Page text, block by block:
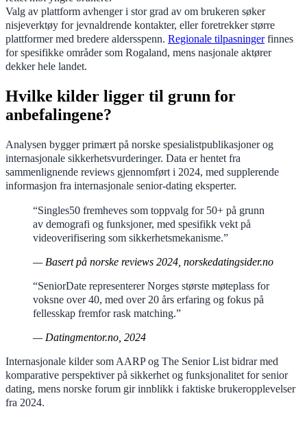
Valg av plattform avhenger i stor grad av om brukeren søker
nisjeverktøy for jevnaldrende kontakter, eller foretrekker større
plattformer med bredere aldersspenn. Regionale tilpasningerfinnes
for spesifikke områder som Rogaland, mens nasjonale aktører
dekker hele landet.
Hvilke kilder ligger til grunn for
anbefalingene?
Analysen bygger primært på norske spesialistpublikasjoner og
internasjonale sikkerhetsvurderinger. Data er hentet fra
sammenlignende reviews gjennomført i 2024, med supplerende
informasjon fra internasjonale senior-dating eksperter.
“Singles50 fremheves som toppvalg for 50+ på grunn
av demografi og funksjoner, med spesifikk vekt på
videoverifisering som sikkerhetsmekanisme.”
— Basert på norske reviews 2024, norskedatingsider.no
“SeniorDate representerer Norges største møteplass for
voksne over 40, med over 20 års erfaring og fokus på
fellesskap fremfor rask matching.”
— Datingmentor.no, 2024
Internasjonale kilder som AARP og The Senior List bidrar med
komparative perspektiver på sikkerhet og funksjonalitet for senior
dating, mens norske forum gir innblikk i faktiske brukeropplevelser
fra 2024.